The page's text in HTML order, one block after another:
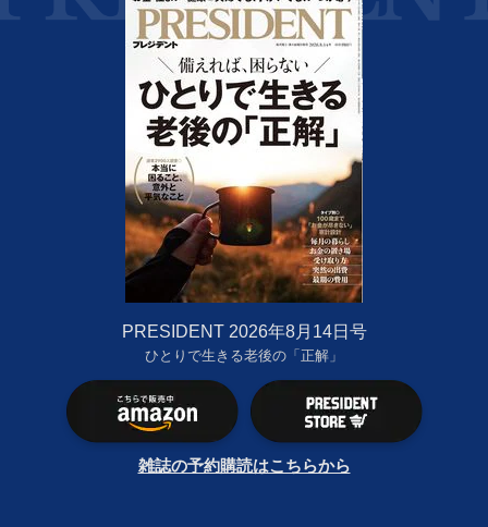
PRESIDENT 2026年8月14日号
ひとりで生きる老後の「正解」
雑誌の予約購読はこちらから